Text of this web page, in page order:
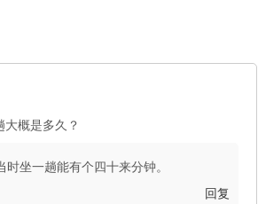
概是多久？
坐一趟能有个四十来分钟。
回复